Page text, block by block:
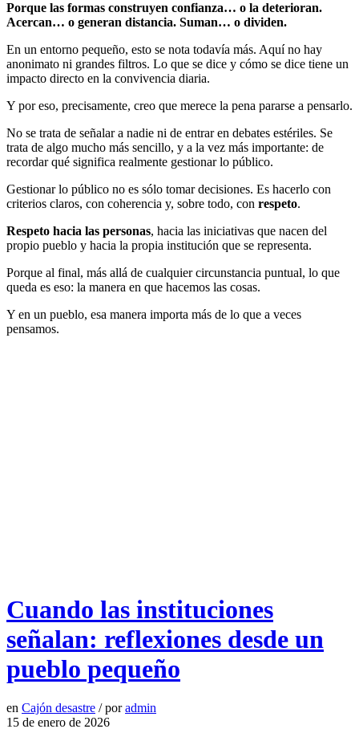
Porque las formas construyen confianza… o la deterioran.
Acercan… o generan distancia. Suman… o dividen.
En un entorno pequeño, esto se nota todavía más. Aquí no hay
anonimato ni grandes filtros. Lo que se dice y cómo se dice tiene un
impacto directo en la convivencia diaria.
Y por eso, precisamente, creo que merece la pena pararse a pensarlo.
No se trata de señalar a nadie ni de entrar en debates estériles. Se
trata de algo mucho más sencillo, y a la vez más importante: de
recordar qué significa realmente gestionar lo público.
Gestionar lo público no es sólo tomar decisiones. Es hacerlo con
criterios claros, con coherencia y, sobre todo, con respeto.
Respeto hacia las personas, hacia las iniciativas que nacen del
propio pueblo y hacia la propia institución que se representa.
Porque al final, más allá de cualquier circunstancia puntual, lo que
queda es eso: la manera en que hacemos las cosas.
Y en un pueblo, esa manera importa más de lo que a veces
pensamos.
Cuando las instituciones
señalan: reflexiones desde un
pueblo pequeño
en Cajón desastre / poradmin
15 de enero de 2026